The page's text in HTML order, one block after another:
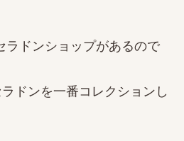
ラドンショップがあるので
ドンを一番コレクションし